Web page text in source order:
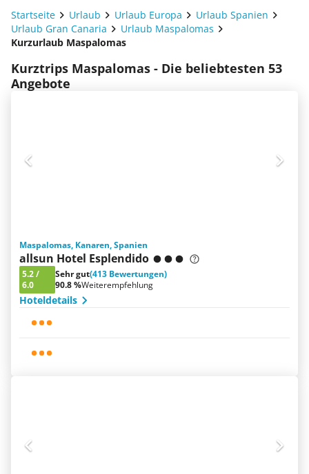
Startseite Urlaub Urlaub Europa
Urlaub Spanien
Urlaub Gran Canaria
Urlaub Maspalomas
Kurzurlaub Maspalomas
Kurztrips Maspalomas - Die beliebtesten 53
Angebote
Maspalomas, Kanaren, Spanien
allsun Hotel Esplendido
5.2/
6.0
Sehr gut(413 Bewertungen)
90.8 %Weiterempfehlung
Hoteldetails